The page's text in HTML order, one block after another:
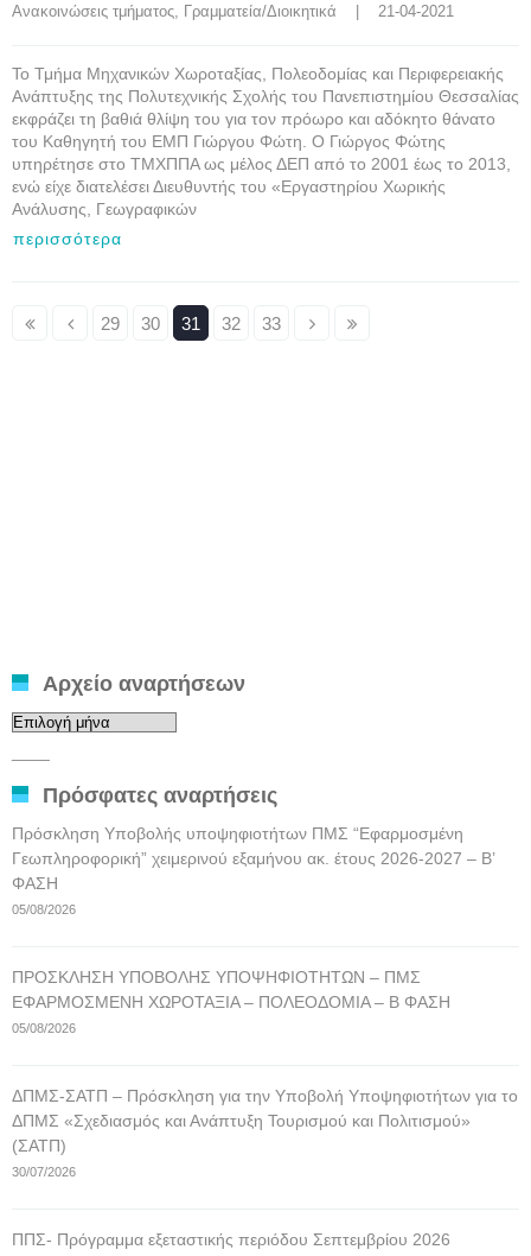
Ανακοινώσεις τμήματος, Γραμματεία/Διοικητικά
    |    21-04-2021
Το Τμήμα Μηχανικών Χωροταξίας, Πολεοδομίας και Περιφερειακής
Ανάπτυξης της Πολυτεχνικής Σχολής του Πανεπιστημίου Θεσσαλίας
εκφράζει τη βαθιά θλίψη του για τον πρόωρο και αδόκητο θάνατο
του Καθηγητή του ΕΜΠ Γιώργου Φώτη. Ο Γιώργος Φώτης
υπηρέτησε στο ΤΜΧΠΠΑ ως μέλος ΔΕΠ από το 2001 έως το 2013,
ενώ είχε διατελέσει Διευθυντής του «Εργαστηρίου Χωρικής
Ανάλυσης, Γεωγραφικών
περισσότερα
29 30 31 32 33
Αρχείο αναρτήσεων
Αρχείο
Πρόσφατες αναρτήσεις
Πρόσκληση Υποβολής υποψηφιοτήτων ΠΜΣ “Εφαρμοσμένη
Γεωπληροφορική” χειμερινού εξαμήνου ακ. έτους 2026-2027 – Β’
ΦΑΣΗ
05/08/2026
ΠΡΟΣΚΛΗΣΗ ΥΠΟΒΟΛΗΣ ΥΠΟΨΗΦΙΟΤΗΤΩΝ – ΠΜΣ
ΕΦΑΡΜΟΣΜΕΝΗ ΧΩΡΟΤΑΞΙΑ – ΠΟΛΕΟΔΟΜΙΑ – Β ΦΑΣΗ
05/08/2026
ΔΠΜΣ-ΣΑΤΠ – Πρόσκληση για την Υποβολή Υποψηφιοτήτων για το
ΔΠΜΣ «Σχεδιασμός και Ανάπτυξη Τουρισμού και Πολιτισμού»
(ΣΑΤΠ)
30/07/2026
ΠΠΣ- Πρόγραμμα εξεταστικής περιόδου Σεπτεμβρίου 2026